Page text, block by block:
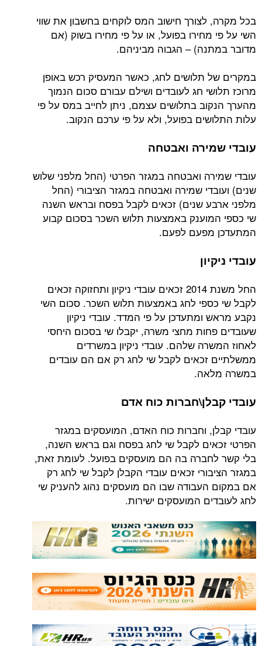
בכל מקרה, לצורך חישוב המס לוקחים בחשבון את שווי
השי על פי מחירו בפועל, או על פי מחירו בשוק (אם
מדובר במתנה) – הגבוה מביניהם.
במקרים של תלושים לחג, כאשר המעסיק רכש באופן
מרוכז תלושי חג לעובדים ושילם עבורם סכום הנמוך
מהערך הנקוב בתלושים עצמם, ניתן לחייב במס על פי
עלות התלושים בפועל, ולא על פי ערכם הנקוב.
עובדי שמירה ואבטחה
עובדי שמירה ואבטחה במגזר הפרטי (החל מלפני שלוש
שנים) ועובדי שמירה ואבטחה במגזר הציבורי (החל
מלפני ארבע שנים) זכאים לקבל בפסח ובראש השנה
שי כספי המוענק באמצעות תלוש השכר בסכום קבוע
המתעדכן מפעם לפעם.
עובדי ניקיון
החל משנת 2014 זכאים עובדי ניקיון ותחזוקה זכאים
לקבל שי כספי לחג באמצעות תלוש השכר. סכום השי
נקבע מראש ומתעדכן על פי המדד. עובדי ניקיון
שעובדים פחות מחצי משרה, יקבלו שי בסכום היחסי
לאחוז המשרה שלהם. עובדי ניקיון במשרדים
ממשלתיים זכאים לקבל שי לחג רק אם הם עובדים
במשרה מלאה.
עובדי קבלן\חברות כוח אדם
עובדי קבלן, וחברות כוח האדם, המועסקים במגזר
הפרטי זכאים לקבל שי לחג בפסח וגם בראש השנה,
בלי קשר לחברה בה הם מועסקים בפועל. לעומת זאת,
במגזר הציבורי זכאים עובדי הקבלן לקבל שי לחג רק
אם במקום העבודה שבו הם מועסקים נהוג להעניק שי
לחג לעובדים המועסקים ישירות.